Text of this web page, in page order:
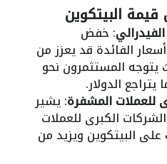
البيتكوين
: خفض
الفائدة قد يعزز من
يتوجه المستثمرون نحو
الدولار.
للعملات المشفرة: يشير
الكبرى للعملات
البيتكوين ويزيد من